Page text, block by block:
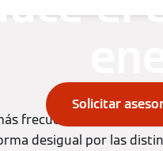
Solicitar
frecuentes seria que
desigual por las